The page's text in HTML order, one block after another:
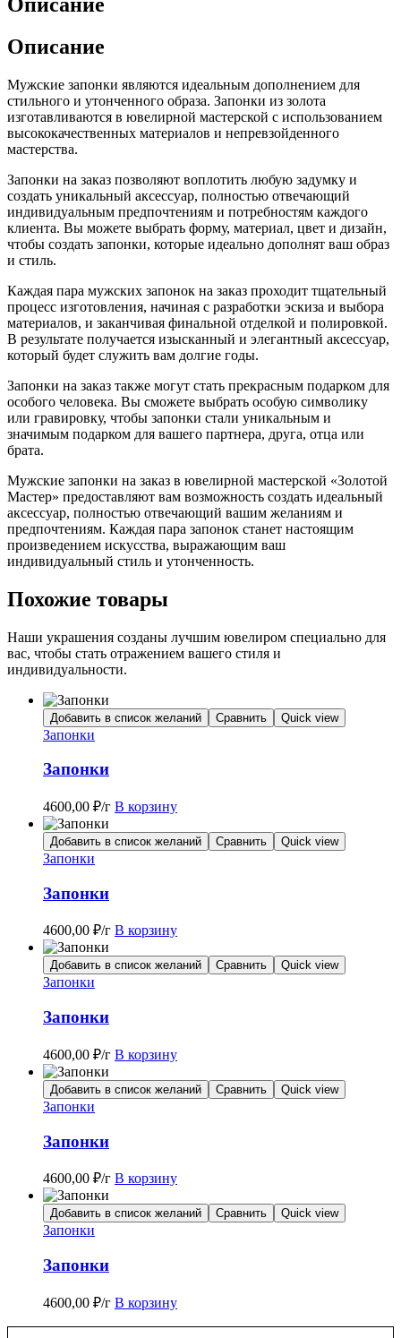
Описание
Мужские запонки являются идеальным дополнением для
стильного и утонченного образа. Запонки из золота
изготавливаются в ювелирной мастерской с использованием
высококачественных материалов и непревзойденного
мастерства.
Запонки на заказ позволяют воплотить любую задумку и
создать уникальный аксессуар, полностью отвечающий
индивидуальным предпочтениям и потребностям каждого
клиента. Вы можете выбрать форму, материал, цвет и дизайн,
чтобы создать запонки, которые идеально дополнят ваш образ
и стиль.
Каждая пара мужских запонок на заказ проходит тщательный
процесс изготовления, начиная с разработки эскиза и выбора
материалов, и заканчивая финальной отделкой и полировкой.
В результате получается изысканный и элегантный аксессуар,
который будет служить вам долгие годы.
Запонки на заказ также могут стать прекрасным подарком для
особого человека. Вы сможете выбрать особую символику
или гравировку, чтобы запонки стали уникальным и
значимым подарком для вашего партнера, друга, отца или
брата.
Мужские запонки на заказ в ювелирной мастерской «Золотой
Мастер» предоставляют вам возможность создать идеальный
аксессуар, полностью отвечающий вашим желаниям и
предпочтениям. Каждая пара запонок станет настоящим
произведением искусства, выражающим ваш
индивидуальный стиль и утонченность.
Похожие товары
Наши украшения созданы лучшим ювелиром специально для
вас, чтобы стать отражением вашего стиля и
индивидуальности.
Добавить в список желаний Сравнить Quick view
Запонки
Запонки
4600,00 ₽/г В корзину
Добавить в список желаний Сравнить Quick view
Запонки
Запонки
4600,00 ₽/г В корзину
Добавить в список желаний Сравнить Quick view
Запонки
Запонки
4600,00 ₽/г В корзину
Добавить в список желаний Сравнить Quick view
Запонки
Запонки
4600,00 ₽/г В корзину
Добавить в список желаний Сравнить Quick view
Запонки
Запонки
4600,00 ₽/г В корзину